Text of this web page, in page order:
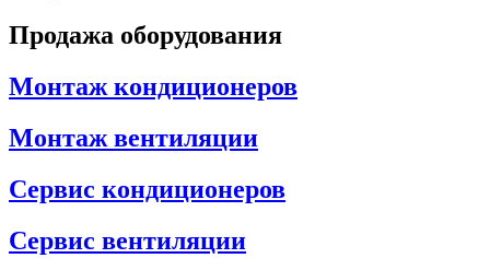
Продажа оборудования
Монтаж кондиционеров
Монтаж вентиляции
Сервис кондиционеров
Сервис вентиляции